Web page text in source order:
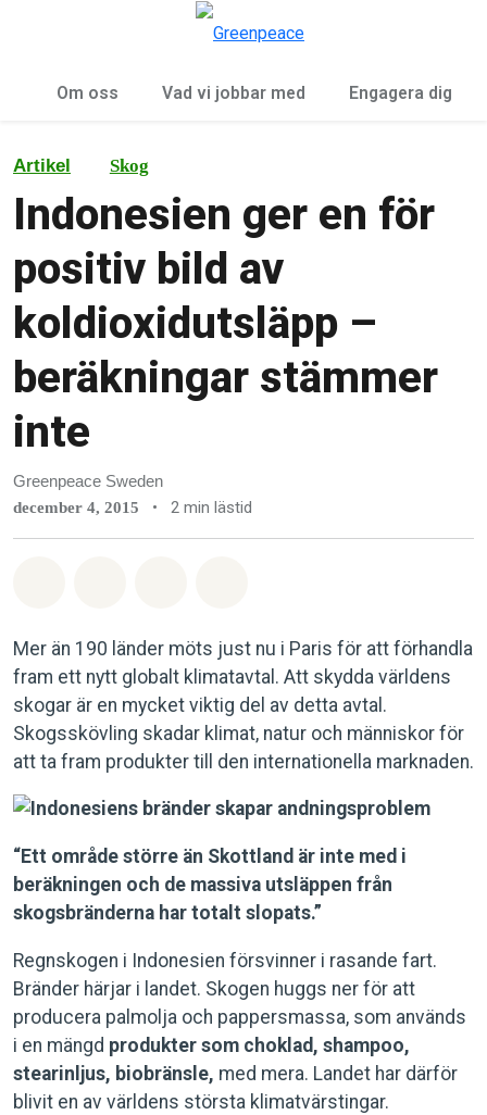
Om oss Vad vi jobbar med Engagera dig
Artikel Skog
Indonesien ger en för
positiv bild av
koldioxidutsläpp –
beräkningar stämmer
inte
Greenpeace Sweden
december 4, 2015 • 2 min lästid
Mer än 190 länder möts just nu i Paris för att förhandla
fram ett nytt globalt klimatavtal. Att skydda världens
skogar är en mycket viktig del av detta avtal.
Skogsskövling skadar klimat, natur och människor för
att ta fram produkter till den internationella marknaden.
“Ett område större än Skottland är inte med i
beräkningen och de massiva utsläppen från
skogsbränderna har totalt slopats.”
Regnskogen i Indonesien försvinner i rasande fart.
Bränder härjar i landet. Skogen huggs ner för att
producera palmolja och pappersmassa, som används
i en mängd produkter som choklad, shampoo,
stearinljus, biobränsle, med mera. Landet har därför
blivit en av världens största klimatvärstingar.